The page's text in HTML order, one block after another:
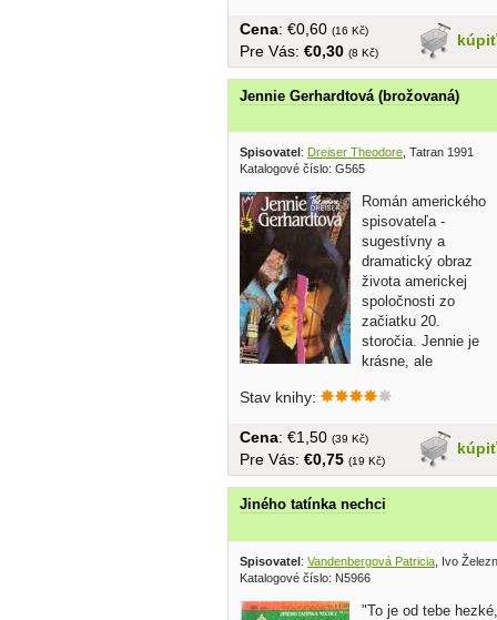
kúpiť
Cena: €0,60 (16 Kč)
Pre Vás: €0,30 (8 Kč)
Jennie Gerhardtová (brožovaná)
Spisovatel : Dreiser Theodore , Tatran 1991
Katalogové číslo: G565
Román amerického
spisovateľa -
sugestívny a
dramatický obraz
života americkej
spoločnosti zo
začiatku 20.
storočia. Jennie je
krásne, ale
ktoré sa...
Stav knihy:
kúpiť
Cena: €1,50 (39 Kč)
Pre Vás: €0,75 (19 Kč)
Jiného tatínka nechci
Spisovatel: Vandenbergová Patricia , Ivo
Katalogové číslo: N5966
"To je od tebe hezké,